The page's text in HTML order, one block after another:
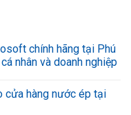
chính hãng tại Phú
nhân và doanh nghiệp
cửa hàng nước ép tại